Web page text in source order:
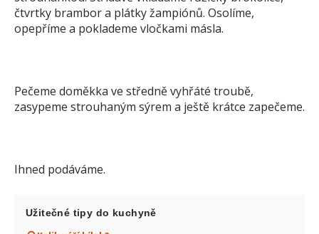
čtvrtky brambor a plátky žampiónů. Osolíme,
opepříme a poklademe vločkami másla.
Pečeme doměkka ve středně vyhřáté troubě,
zasypeme strouhaným sýrem a ještě krátce zapečeme.
Ihned podáváme.
Užitečné tipy do kuchyně